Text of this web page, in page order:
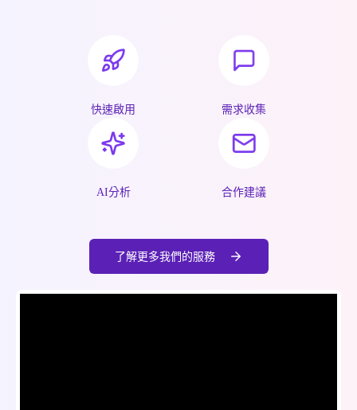
快速啟用 需求收集
AI分析 合作建議
了解更多我們的服務